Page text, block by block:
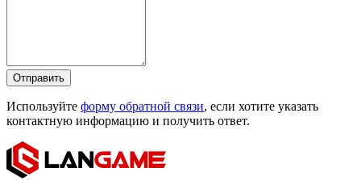
Отправить
Используйте форму обратной связи, если хотите указать
контактную информацию и получить ответ.